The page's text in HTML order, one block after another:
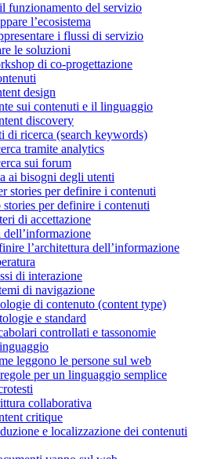
funzionamento del servizio
l’ecosistema
i flussi di servizio
le soluzioni
di co-progettazione
design
sui contenuti e il linguaggio
discovery
di ricerca (search keywords)
tramite analytics
sui forum
ai bisogni degli utenti
stories per definire i contenuti
stories per definire i contenuti
di accettazione
l’architettura dell’informazione
di interazione
di navigazione
di contenuto (content type)
e standard
controllati e tassonomie
leggono le persone sul web
per un linguaggio semplice
collaborativa
critique
e localizzazione dei contenuti